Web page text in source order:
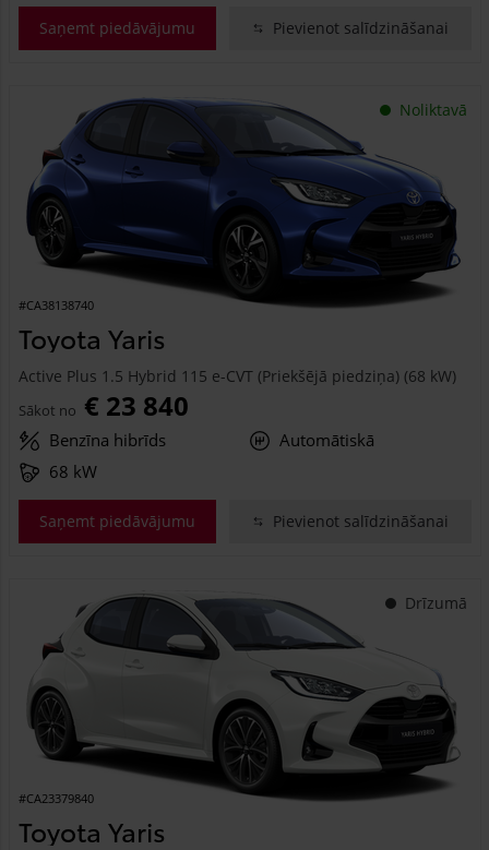
Saņemt piedāvājumu Pievienot salīdzināšanai
Noliktavā
#CA38138740
Toyota Yaris
Active Plus 1.5 Hybrid 115 e-CVT (Priekšējā piedziņa) (68 kW)
Sākot no € 23 840
Benzīna hibrīds
Automātiskā
68 kW
Saņemt piedāvājumu Pievienot salīdzināšanai
Drīzumā
#CA23379840
Toyota Yaris